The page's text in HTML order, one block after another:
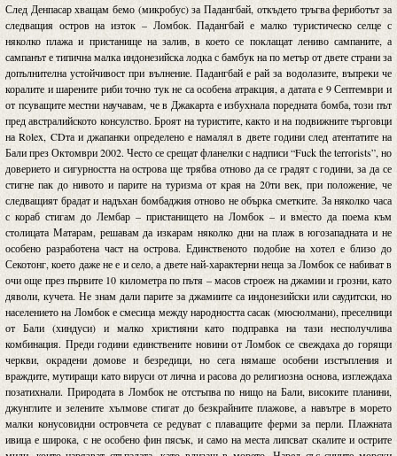
След Денпасар хващам бемо (микробус) за Падангбай, откъдето тръгва фериботът за
следващия остров на изток – Ломбок. Падангбай е малко туристическо селце с
няколко плажа и пристанище на залив, в което се поклащат лениво сампаните, а
сампанът е типична малка индонезийска лодка с бамбук на по метър от двете страни за
допълнителна устойчивост при вълнение. Падангбай е рай за водолазите, въпреки че
коралите и шарените риби точно тук не са особена атракция, а датата е 9 Септември и
от псуващите местни научавам, че в Джакарта е избухнала поредната бомба, този път
пред австралийското консулство. Броят на туристите, както и на подвижните търговци
на Rolex, CDта и джапанки определено е намалял в двете години след атентатите на
Бали през Октомври 2002. Често се срещат фланелки с надписи “Fuck the terrorists”, но
доверието и сигурността на острова ще трябва отново да се градят с години, за да се
стигне пак до нивото и парите на туризма от края на 20ти век, при положение, че
следващият брадат и надъхан бомбаджия отново не обърка сметките. За няколко часа
с кораб стигам до Лембар – пристанището на Ломбок – и вместо да поема към
столицата Матарам, решавам да изкарам няколко дни на плаж в югозападната и не
особено разработена част на острова. Единственото подобие на хотел е близо до
Секотонг, което даже не е и село, а двете най-характерни неща за Ломбок се набиват в
очи още през първите 10 километра по пътя – масов строеж на джамии и грозни, като
дяволи, кучета. Не знам дали парите за джамиите са индонезийски или саудитски, но
населението на Ломбок е смесица между народността сасак (мюсюлмани), преселници
от Бали (хиндуси) и малко християни като подправка на тази несполучлива
комбинация. Преди години единствените новини от Ломбок се свеждаха до горящи
черкви, окрадени домове и безредици, но сега нямаше особени изстъпления и
враждите, мутиращи като вируси от лична и расова до религиозна основа, изглеждаха
позатихнали. Природата в Ломбок не отстъпва по нищо на Бали, високите планини,
джунглите и зелените хълмове стигат до безкрайните плажове, а навътре в морето
малки конусовидни островчета се редуват с плаващите ферми за перли. Плажната
ивица е широка, с не особено фин пясък, и само на места липсват скалите и острите